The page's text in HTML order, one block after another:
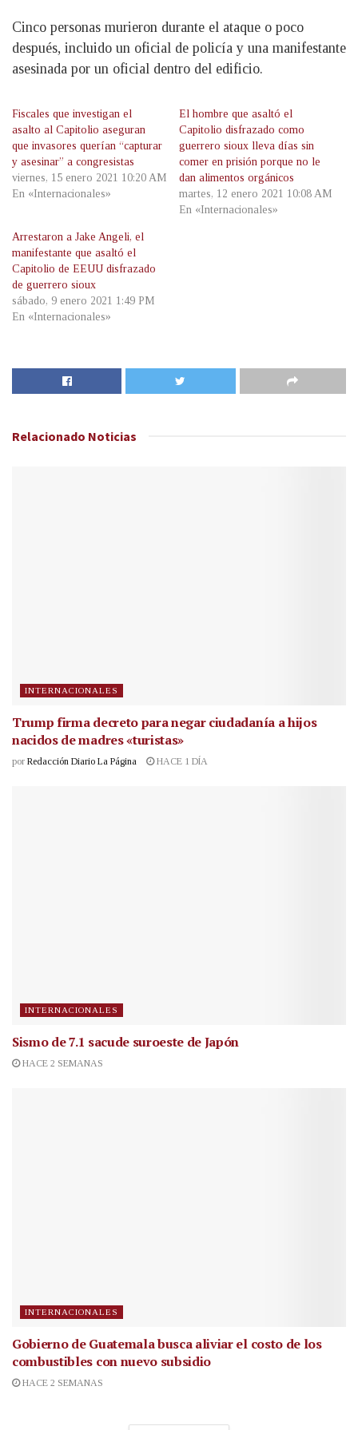
Cinco personas murieron durante el ataque o poco
después, incluido un oficial de policía y una manifestante
asesinada por un oficial dentro del edificio.
Fiscales que investigan el
asalto al Capitolio aseguran
que invasores querían “capturar
y asesinar” a congresistas
viernes, 15 enero 2021 10:20 AM
En «Internacionales»
El hombre que asaltó el
Capitolio disfrazado como
guerrero sioux lleva días sin
comer en prisión porque no le
dan alimentos orgánicos
martes, 12 enero 2021 10:08 AM
En «Internacionales»
Arrestaron a Jake Angeli, el
manifestante que asaltó el
Capitolio de EEUU disfrazado
de guerrero sioux
sábado, 9 enero 2021 1:49 PM
En «Internacionales»
Relacionado Noticias
INTERNACIONALES
Trump firma decreto para negar ciudadanía a hijos
nacidos de madres «turistas»
por Redacción Diario La Página HACE 1 DÍA
INTERNACIONALES
Sismo de 7.1 sacude suroeste de Japón
HACE 2 SEMANAS
INTERNACIONALES
Gobierno de Guatemala busca aliviar el costo de los
combustibles con nuevo subsidio
HACE 2 SEMANAS